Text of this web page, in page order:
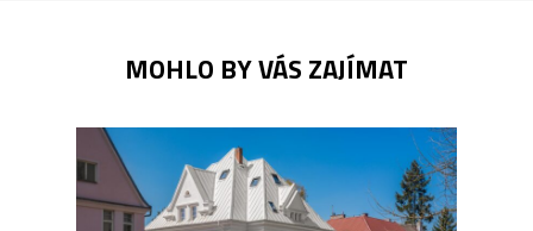
MOHLO BY VÁS ZAJÍMAT